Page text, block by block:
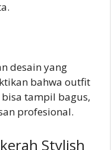
desain yang
bahwa outfit
tampil bagus,
profesional.
Stylish